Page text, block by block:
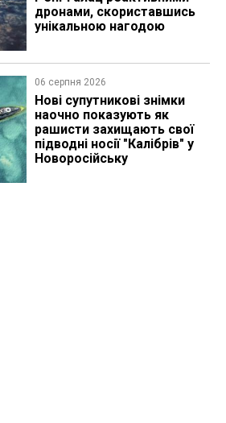
дронами, скориставшись
унікальною нагодою
06 серпня 2026
Нові супутникові знімки
наочно показують як
рашисти захищають свої
підводні носії "Калібрів" у
Новоросійську